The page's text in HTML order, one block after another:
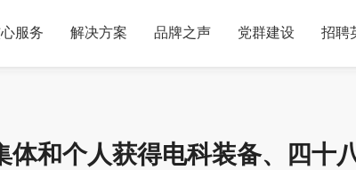
服务 解决方案 品牌之声 党群建设 招聘
体和个人获得电科装备、四十